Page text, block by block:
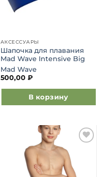
АКСЕССУАРЫ
Шапочка для плавания
Mad Wave Intensive Big
Mad Wave
500,00 ₽
В корзину
Добавить
в список
желаний